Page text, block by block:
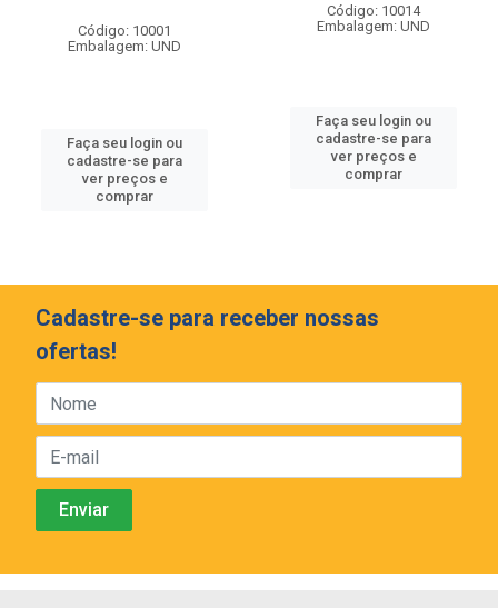
Código: 10001
Embalagem: UND
Faça seu login ou
cadastre-se para
ver preços e
comprar
Código: 10014
Embalagem: UND
Faça seu login ou
cadastre-se para
ver preços e
comprar
Cadastre-se para receber nossas
ofertas!